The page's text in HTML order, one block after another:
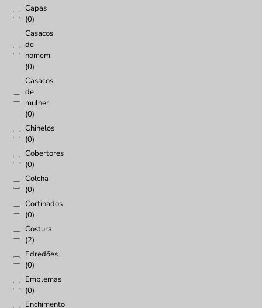
Capas
(0)
Casacos
de
homem
(0)
Casacos
de
mulher
(0)
Chinelos
(0)
Cobertores
(0)
Colcha
(0)
Cortinados
(0)
Costura
(2)
Edredões
(0)
Emblemas
(0)
Enchimento